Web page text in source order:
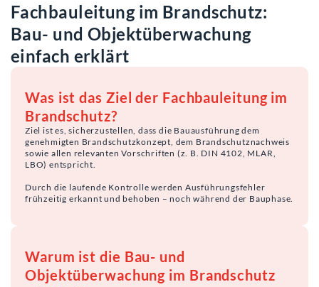
Fachbauleitung im Brandschutz:
Bau- und Objektüberwachung
einfach erklärt
Was ist das Ziel der Fachbauleitung im
Brandschutz?
Ziel ist es, sicherzustellen, dass die Bauausführung dem
genehmigten Brandschutzkonzept, dem Brandschutznachweis
sowie allen relevanten Vorschriften (z. B. DIN 4102, MLAR,
LBO) entspricht.
Durch die laufende Kontrolle werden Ausführungsfehler
frühzeitig erkannt und behoben – noch während der Bauphase.
Warum ist die Bau- und
Objektüberwachung im Brandschutz